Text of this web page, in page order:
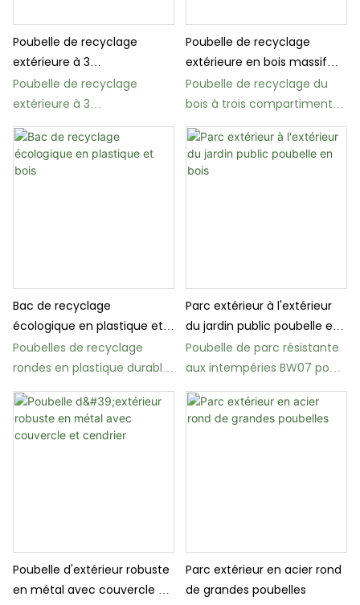
Poubelle de recyclage
extérieure à 3
compartiments pour parcs
et espaces publics
Poubelle de recyclage
extérieure à 3
compartiments BW11 pour
parcs et rues
Poubelle de recyclage
extérieure en bois massif
avec couvercle supérieur en
acier inoxydable
Poubelle de recyclage du
bois à trois compartiments
BW21 pour les parcs
Bac de recyclage
écologique en plastique et
bois
Poubelles de recyclage
rondes en plastique durable
BW29 pour le bois, destinées
aux parcs
Parc extérieur à l'extérieur
du jardin public poubelle en
bois
Poubelle de parc résistante
aux intempéries BW07 pour
rues et places publiques
Poubelle d'extérieur robuste
en métal avec couvercle et
Parc extérieur en acier rond
de grandes poubelles